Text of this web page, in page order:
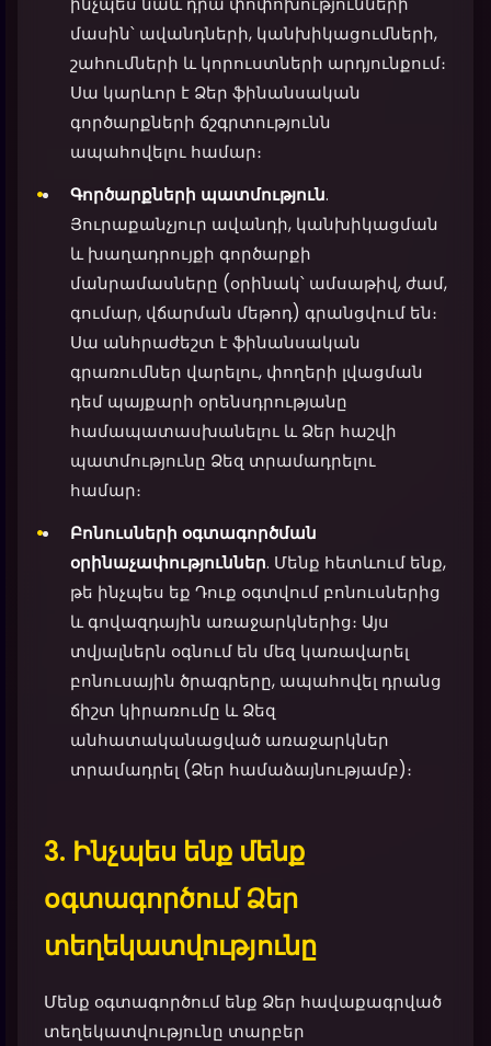
մասին՝ ավանդների, կանխիկացումների,
շահումների և կորուստների արդյունքում։
Սա կարևոր է Ձեր ֆինանսական
գործարքների ճշգրտությունն
ապահովելու համար։
Գործարքների պատմություն.
Յուրաքանչյուր ավանդի, կանխիկացման
և խաղադրույքի գործարքի
մանրամասները (օրինակ՝ ամսաթիվ, ժամ,
գումար, վճարման մեթոդ) գրանցվում են։
Սա անհրաժեշտ է ֆինանսական
գրառումներ վարելու, փողերի լվացման
դեմ պայքարի օրենսդրությանը
համապատասխանելու և Ձեր հաշվի
պատմությունը Ձեզ տրամադրելու
համար։
Բոնուսների օգտագործման
օրինաչափություններ. Մենք հետևում ենք,
թե ինչպես եք Դուք օգտվում բոնուսներից
և գովազդային առաջարկներից։ Այս
տվյալներն օգնում են մեզ կառավարել
բոնուսային ծրագրերը, ապահովել դրանց
ճիշտ կիրառումը և Ձեզ
անհատականացված առաջարկներ
տրամադրել (Ձեր համաձայնությամբ)։
3. Ինչպես ենք մենք
օգտագործում Ձեր
տեղեկատվությունը
Մենք օգտագործում ենք Ձեր հավաքագրված
տեղեկատվությունը տարբեր